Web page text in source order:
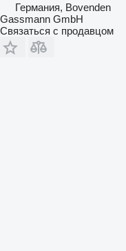
Германия, Bovenden
Gassmann GmbH
Связаться с продавцом